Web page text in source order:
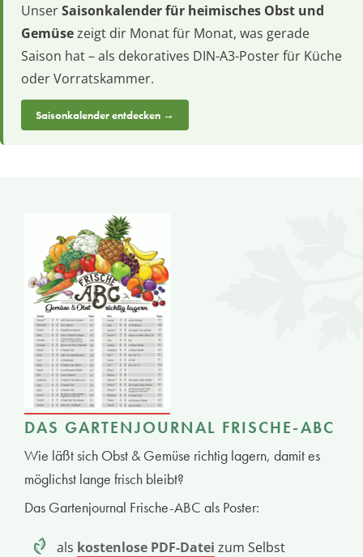
UnserSaisonkalender für heimisches Obst und
Gemüsezeigt dir Monat für Monat, was gerade
Saison hat – als dekoratives DIN-A3-Poster für Küche
oder Vorratskammer.
Saisonkalender entdecken →
DAS GARTENJOURNAL FRISCHE-ABC
Wie läßt sich Obst & Gemüse richtig lagern, damit es
möglichst lange frisch bleibt?
Das Gartenjournal Frische-ABC als Poster:
als kostenlose PDF-Datei zum Selbst